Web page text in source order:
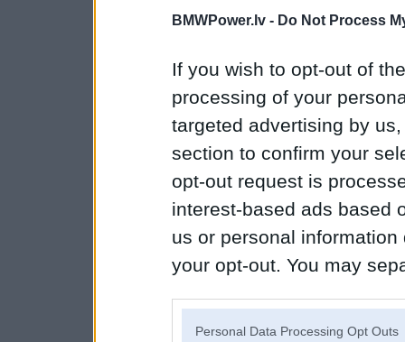
BMWPower.lv - Do Not Process
If you wish to opt-out of
processing of your
targeted advertising by
section to confirm your
opt-out request is
interest-based ads based
us or personal
your opt-out. You may
Personal Data Processing Opt Outs